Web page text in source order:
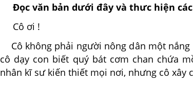
Đọc văn bản dưới đây và thưc hiện các
Cô ơi !
Cô không phải người nông dân một
cô dạy con biết quý bát cơm chan chứa
nhân kĩ sư kiến thiết mọi nơi, nhưng cô